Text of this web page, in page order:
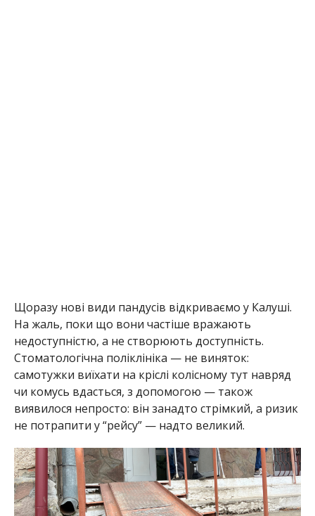
Щоразу нові види пандусів відкриваємо у Калуші.
На жаль, поки що вони частіше вражають
недоступністю, а не створюють доступність.
Стоматологічна поліклініка — не виняток:
самотужки виїхати на кріслі колісному тут навряд
чи комусь вдасться, з допомогою — також
виявилося непросто: він занадто стрімкий, а ризик
не потрапити у “рейсу” — надто великий.